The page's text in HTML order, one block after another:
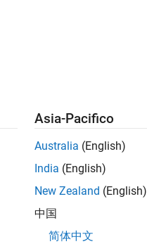
Asia-Pacifico
Australia (English)
India (English)
New Zealand (English)
中国
简体中文